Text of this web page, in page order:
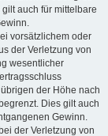
auch für mittelbare
vorsätzlichem oder
der Verletzung von
wesentlicher
der Höhe nach
Dies gilt auch
Gewinn.
der Verletzung von